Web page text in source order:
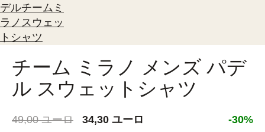
チーム ミラノ メンズ パデ
ル スウェットシャツ
49,00 ユーロ
元
34,30 ユーロ -30%